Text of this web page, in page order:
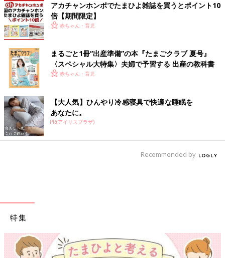
アカチャンホンポでたまひよ雑誌を買うとポイント10
倍【期間限定】
赤ちゃん・育児
まるごと1冊“出産準備”の本『たまごクラブ 夏号』
〈スペシャル大特集〉夫婦で予習する 出産の教科書
赤ちゃん・育児
【大人気】ひんやり冷感寝具で快適な睡眠を
あなたに。
PR(アイリスプラザ)
Recommended by
特集